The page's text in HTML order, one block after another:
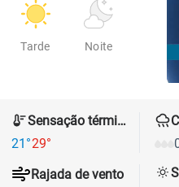
Tarde Noite
Sensação térmica
21°29°
Rajada de vento